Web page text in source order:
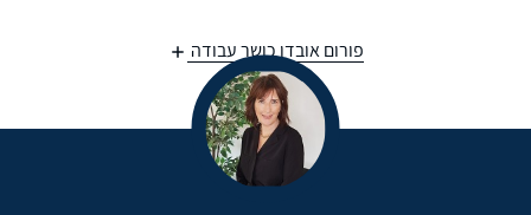
פורום אובדן כושר עבודה